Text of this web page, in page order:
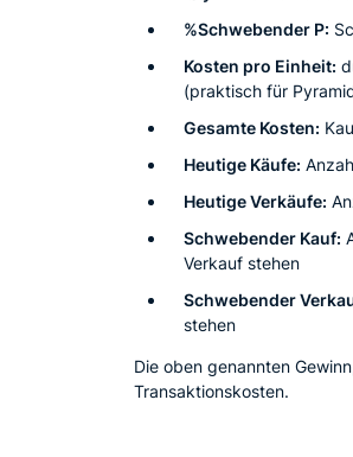
%Schwebender P:
Kosten pro Einheit:
(praktisch für
Gesamte Kosten:
Heutige Käufe:
Heutige Verkäufe:
Schwebender Kauf:
Verkauf stehen
Schwebender
stehen
Die oben genannten
Transaktionskosten.